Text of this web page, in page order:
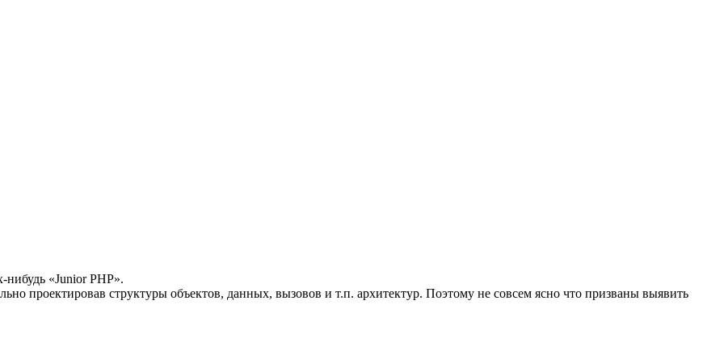
нибудь «Junior PHP».
проектировав структуры объектов, данных, вызовов и т.п. архитектур. Поэтому не совсем ясно что призваны выявить